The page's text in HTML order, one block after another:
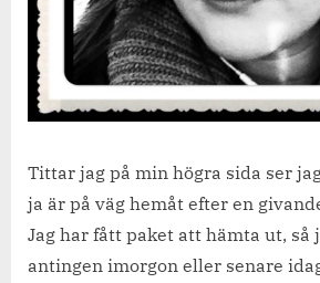
Tittar jag på min högra sida ser
ja är på väg hemåt efter en
Jag har fått paket att hämta ut, så
antingen imorgon eller senare